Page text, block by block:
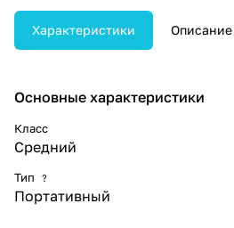
при транспортировке внутри
медицинского учреждения.
Характеристики Описание
Основные характеристики
Класс
Средний
Тип ?
Портативный